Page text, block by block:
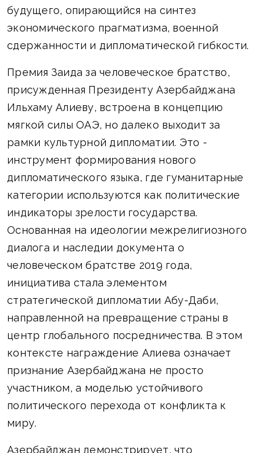
будущего, опирающийся на синтез
экономического прагматизма, военной
сдержанности и дипломатической гибкости.
Премия Заида за человеческое братство,
присужденная Президенту Азербайджана
Ильхаму Алиеву, встроена в концепцию
мягкой силы ОАЭ, но далеко выходит за
рамки культурной дипломатии. Это -
инструмент формирования нового
дипломатического языка, где гуманитарные
категории используются как политические
индикаторы зрелости государства.
Основанная на идеологии межрелигиозного
диалога и наследии документа о
человеческом братстве 2019 года,
инициатива стала элементом
стратегической дипломатии Абу-Даби,
направленной на превращение страны в
центр глобального посредничества. В этом
контексте награждение Алиева означает
признание Азербайджана не просто
участником, а моделью устойчивого
политического перехода от конфликта к
миру.
Азербайджан демонстрирует, что